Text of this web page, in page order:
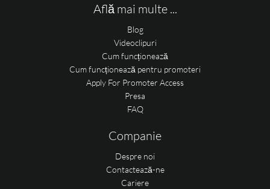
Află mai multe ...
Blog
Videoclipuri
Cum funcționează
Cum funcționează pentru promoteri
Apply For Promoter Access
Presa
FAQ
Companie
Despre noi
Contactează-ne
Cariere